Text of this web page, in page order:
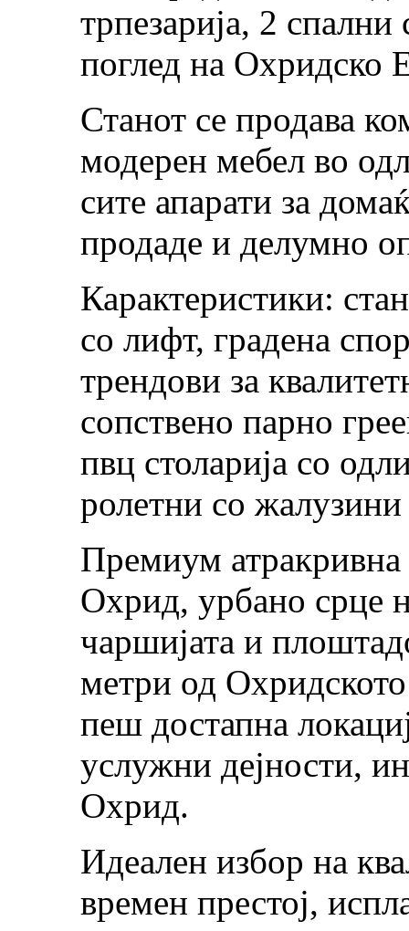
трпезарија, 2
поглед на Охридско
Станот се продава
модерен мебел во
сите апарати за
продаде и делумно
Карактеристики:
со лифт, градена
трендови за
сопствено парно
пвц столарија со
ролетни со
Премиум атракривна
Охрид, урбано срце
чаршијата и
метри од
пеш достапна
услужни дејности,
Охрид.
Идеален избор на
времен престој,